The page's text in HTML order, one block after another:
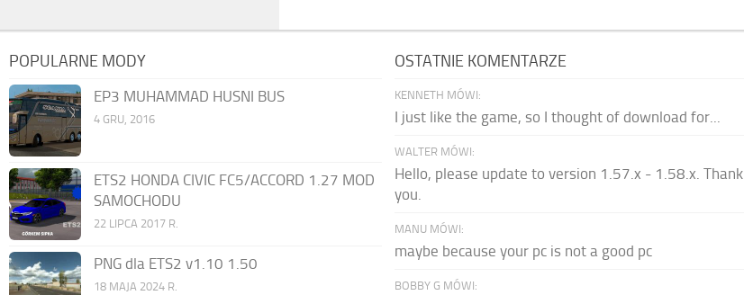
POPULARNE MODY
EP3 MUHAMMAD HUSNI BUS
4 GRU, 2016
ETS2 HONDA CIVIC FC5/ACCORD 1.27 MOD
SAMOCHODU
22 LIPCA 2017 R.
PNG dla ETS2 v1.10 1.50
18 MAJA 2024 R.
OSTATNIE KOMENTARZE
KENNETH MÓWI:
I just like the game, so I thought of download for...
WALTER MÓWI:
Hello, please update to version 1.57.x - 1.58.x. Thank
you.
MANU MÓWI:
maybe because your pc is not a good pc
BOBBY G MÓWI: